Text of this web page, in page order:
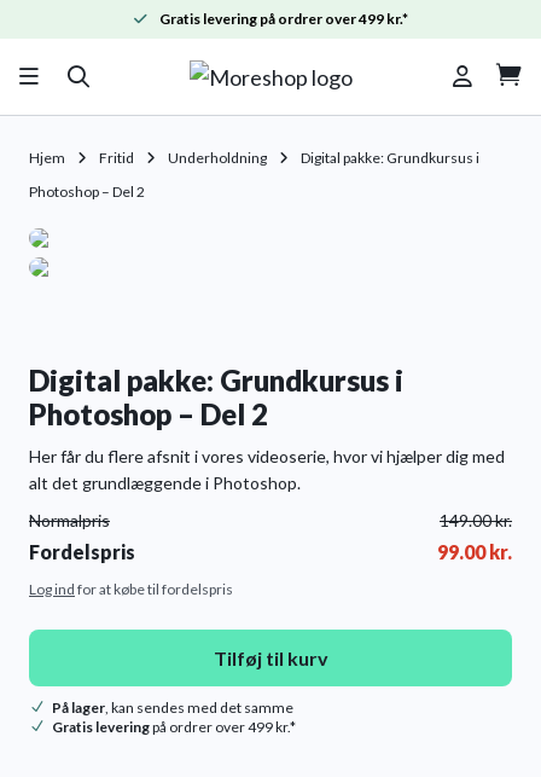
Gratis levering på ordrer over 499 kr.*

Hjem Fritid Underholdning
Digital pakke: Grundkursus i
Photoshop – Del 2
Digital pakke: Grundkursus i
Photoshop – Del 2
Her får du flere afsnit i vores videoserie, hvor vi hjælper dig med
alt det grundlæggende i Photoshop.
Normalpris
149.00kr.
Fordelspris 99.00kr.
Log ind for at købe til fordelspris
Tilføj til kurv
På lager, kan sendes med det samme
Gratis leveringpå ordrer over 499 kr.*